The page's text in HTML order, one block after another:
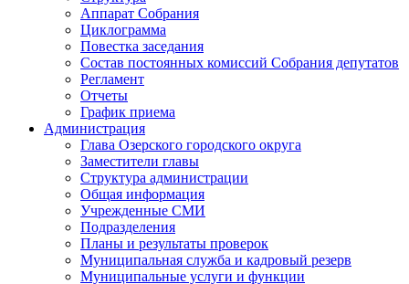
Аппарат Собрания
Циклограмма
Повестка заседания
Состав постоянных комиссий Собрания депутатов
Регламент
Отчеты
График приема
Администрация
Глава Озерского городского округа
Заместители главы
Структура администрации
Общая информация
Учрежденные СМИ
Подразделения
Планы и результаты проверок
Муниципальная служба и кадровый резерв
Муниципальные услуги и функции